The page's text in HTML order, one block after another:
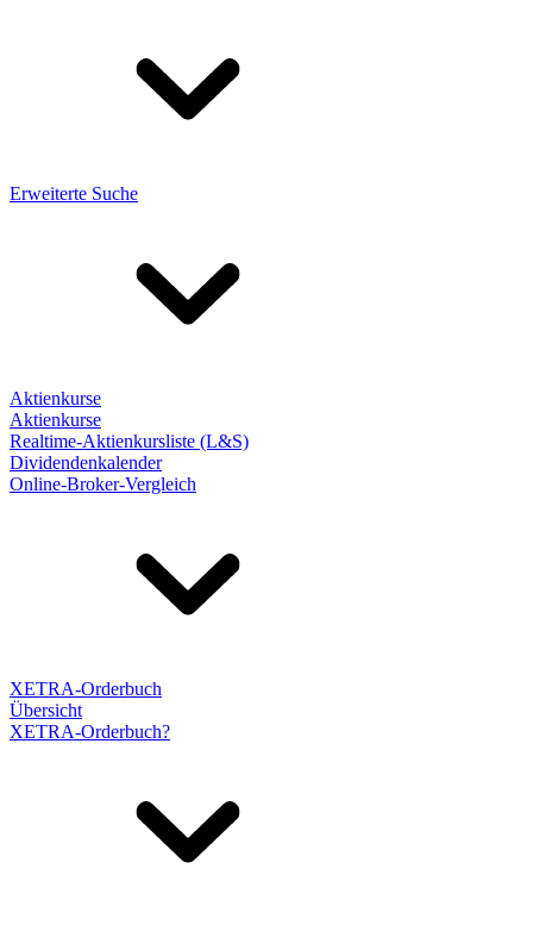
Erweiterte Suche
Aktienkurse
Aktienkurse
Realtime-Aktienkursliste (L&S)
Dividendenkalender
Online-Broker-Vergleich
XETRA-Orderbuch
Übersicht
XETRA-Orderbuch?